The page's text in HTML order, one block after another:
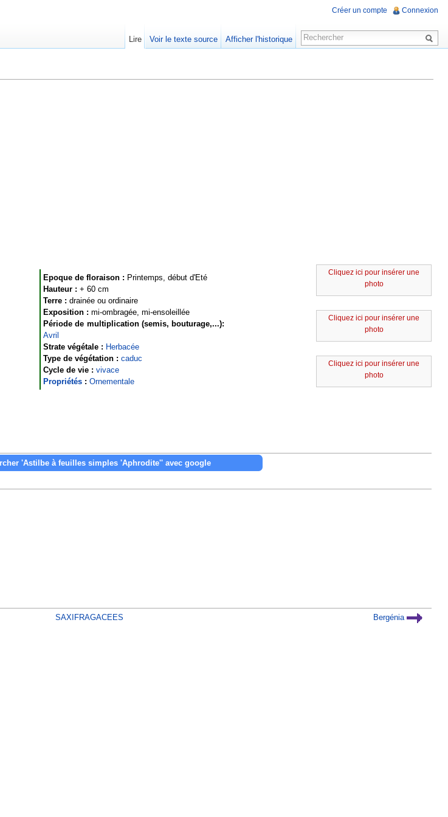
Cliquez ici pour insérer une
photo
Cliquez ici pour insérer une
photo
Cliquez ici pour insérer une
photo
Epoque de floraison : Printemps, début d'Eté
Hauteur : + 60 cm
Terre : drainée ou ordinaire
Exposition : mi-ombragée, mi-ensoleillée
Période de multiplication (semis, bouturage,...):
Avril
Strate végétale : Herbacée
Type de végétation : caduc
Cycle de vie : vivace
Propriétés : Ornementale
SAXIFRAGACEES Bergénia
Créer un compte Connexion
Lire Voir le texte source Afficher l'historique